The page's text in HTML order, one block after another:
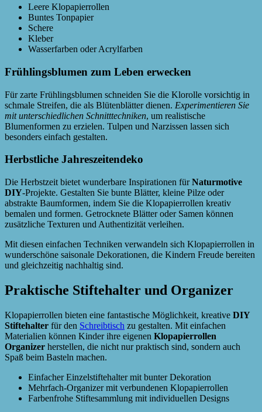
Leere Klopapierrollen
Buntes Tonpapier
Schere
Kleber
Wasserfarben oder Acrylfarben
Frühlingsblumen zum Leben erwecken
Für zarte Frühlingsblumen schneiden Sie die Klorolle vorsichtig in
schmale Streifen, die als Blütenblätter dienen. Experimentieren Sie
mit unterschiedlichen Schnitttechniken, um realistische
Blumenformen zu erzielen. Tulpen und Narzissen lassen sich
besonders einfach gestalten.
Herbstliche Jahreszeitendeko
Die Herbstzeit bietet wunderbare Inspirationen fürNaturmotive
DIY-Projekte. Gestalten Sie bunte Blätter, kleine Pilze oder
abstrakte Baumformen, indem Sie die Klopapierrollen kreativ
bemalen und formen. Getrocknete Blätter oder Samen können
zusätzliche Texturen und Authentizität verleihen.
Mit diesen einfachen Techniken verwandeln sich Klopapierrollen in
wunderschöne saisonale Dekorationen, die Kindern Freude bereiten
und gleichzeitig nachhaltig sind.
Praktische Stiftehalter und Organizer
Klopapierrollen bieten eine fantastische Möglichkeit, kreative DIY
Stiftehalter für den Schreibtisch zu gestalten. Mit einfachen
Materialien können Kinder ihre eigenen Klopapierrollen
Organizer herstellen, die nicht nur praktisch sind, sondern auch
Spaß beim Basteln machen.
Einfacher Einzelstiftehalter mit bunter Dekoration
Mehrfach-Organizer mit verbundenen Klopapierrollen
Farbenfrohe Stiftesammlung mit individuellen Designs